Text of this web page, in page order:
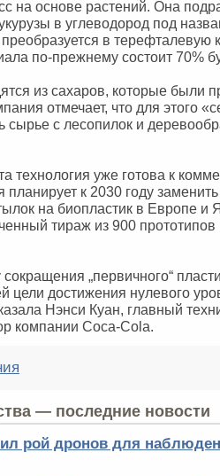
на основе растений. Она
в углеводород под
в терефталевую
по-прежнему состоит 70%
из сахаров, которые были
отмечает, что для этого
сырье с лесопилок и
технология уже готова к
к 2030 году
на биопластик в Европе и
тираж из 900
„первичного“
цели достижения нулевого
Нэнси Куан, главный
компании Coca-Cola.
— последние новости
рой дронов для